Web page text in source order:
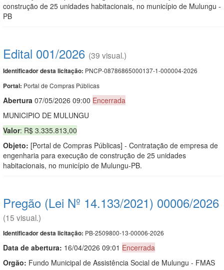
construção de 25 unidades habitacionais, no município de Mulungu -
PB
Edital 001/2026 (39 visual.)
Identificador desta licitação: PNCP-08786865000137-1-000004-2026
Portal: Portal de Compras Públicas
Abertura 07/05/2026 09:00 Encerrada
MUNICIPIO DE MULUNGU
Valor: R$ 3.335.813,00
Objeto: [Portal de Compras Públicas] - Contratação de empresa de
engenharia para execução de construção de 25 unidades
habitacionais, no município de Mulungu-PB.
Pregão (Lei Nº 14.133/2021) 00006/2026
(15 visual.)
Identificador desta licitação: PB-2509800-13-00006-2026
Data de abertura: 16/04/2026 09:01 Encerrada
Orgão: Fundo Municipal de Assistência Social de Mulungu - FMAS